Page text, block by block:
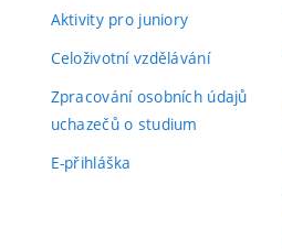
Aktivity pro juniory
Celoživotní vzdělávání
Zpracování osobních údajů
uchazečů o studium
E-přihláška